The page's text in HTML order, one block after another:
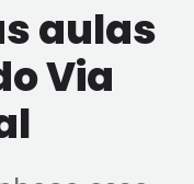
aulas
Via